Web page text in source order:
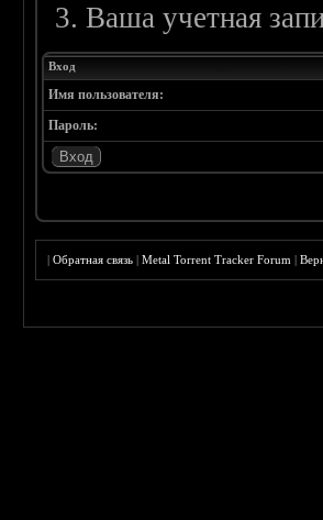
Ваша учетная
Вход
Имя пользователя:
Пароль:
|Обратная связь |Metal Torrent Tracker Forum |